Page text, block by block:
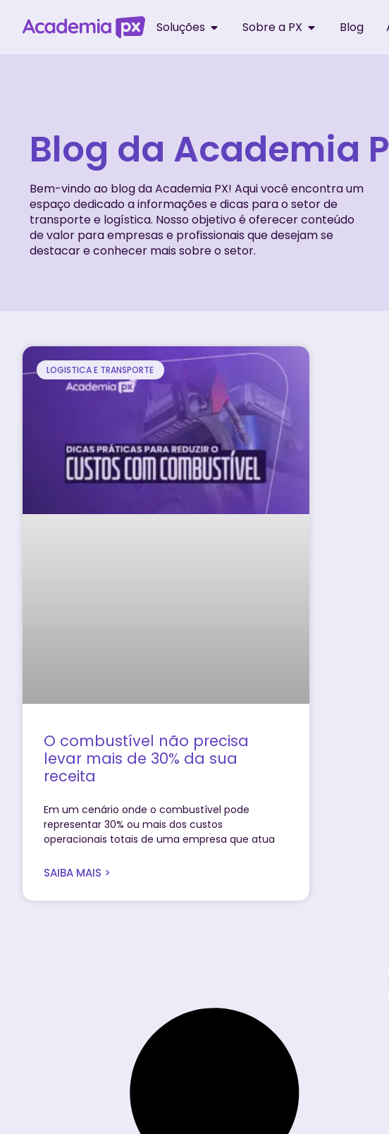
Soluções Sobre a PX Blog
Blog da Academia
Bem-vindo ao blog da Academia PX! Aqui você encontra um
espaço dedicado a informações e dicas para o setor de
transporte e logística. Nosso objetivo é oferecer conteúdo
de valor para empresas e profissionais que desejam se
destacar e conhecer mais sobre o setor.
LOGISTICA E TRANSPORTE
O combustível não precisa
levar mais de 30% da sua
receita
Em um cenário onde o combustível pode
representar 30% ou mais dos custos
operacionais totais de uma empresa que atua
SAIBA MAIS >